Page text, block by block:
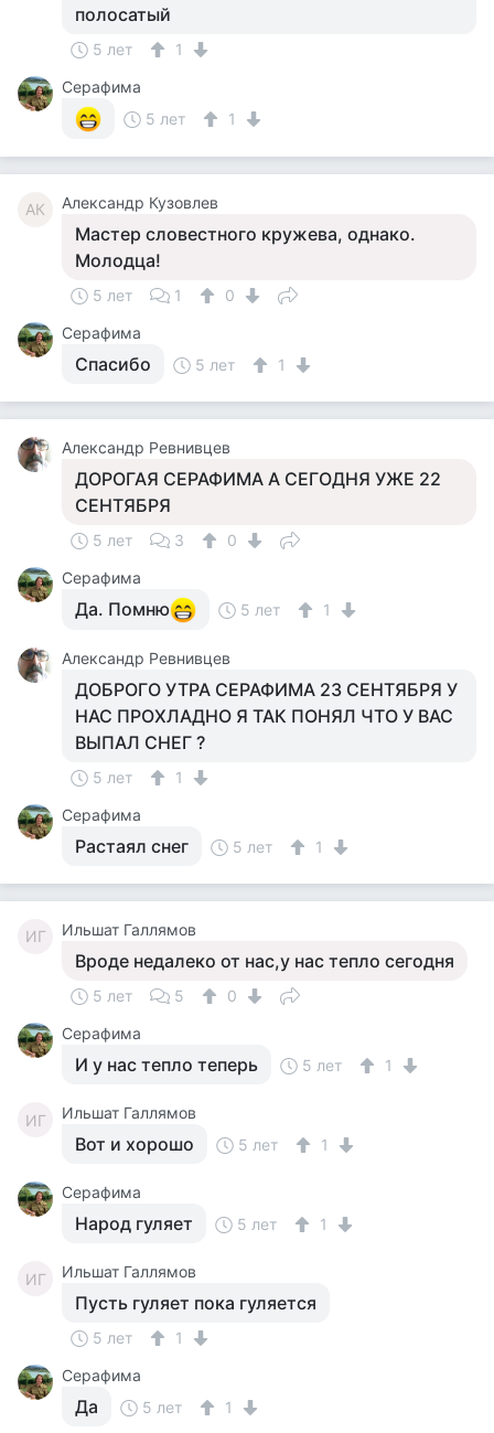
полосатый
5 лет
1
Серафима
5 лет
1
АК Александр Кузовлев
Мастер словестного кружева, однако.
Молодца!
5 лет 1
0
Серафима
Спасибо 5 лет 1
Александр Ревнивцев
ДОРОГАЯ СЕРАФИМА А СЕГОДНЯ УЖЕ 22
СЕНТЯБРЯ
5 лет 3
0
Серафима
Да. Помню 5 лет 1
Александр Ревнивцев
ДОБРОГО УТРА СЕРАФИМА 23 СЕНТЯБРЯ У
НАС ПРОХЛАДНО Я ТАК ПОНЯЛ ЧТО У ВАС
ВЫПАЛ СНЕГ ?
5 лет
1
Серафима
Растаял снег 5 лет 1
ИГ Ильшат Галлямов
Вроде недалеко от нас,у нас тепло сегодня
5 лет 5
0
Серафима
И у нас тепло теперь 5 лет 1
ИГ Ильшат Галлямов
Вот и хорошо 5 лет 1
Серафима
Народ гуляет 5 лет 1
ИГ Ильшат Галлямов
Пусть гуляет пока гуляется
5 лет
1
Серафима
Да 5 лет 1